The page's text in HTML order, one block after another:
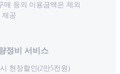
매 등의 이용금액은 제외
공
정비 서비스
현장할인(2만5천원)